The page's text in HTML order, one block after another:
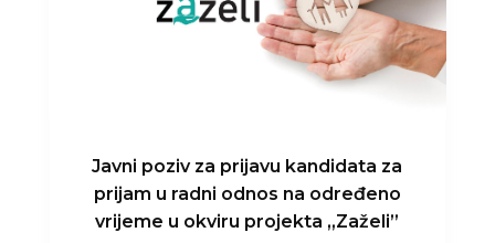
Javni poziv za prijavu kandidata za
prijam u radni odnos na određeno
vrijeme u okviru projekta „Zaželi”